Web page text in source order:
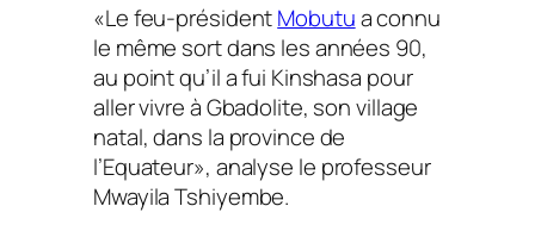
«Le feu-présidentMobutua connu
le même sort dans les années 90,
au point qu’il a fui Kinshasa pour
aller vivre à Gbadolite, son village
natal, dans la province de
l’Equateur», analyse le professeur
Mwayila Tshiyembe.